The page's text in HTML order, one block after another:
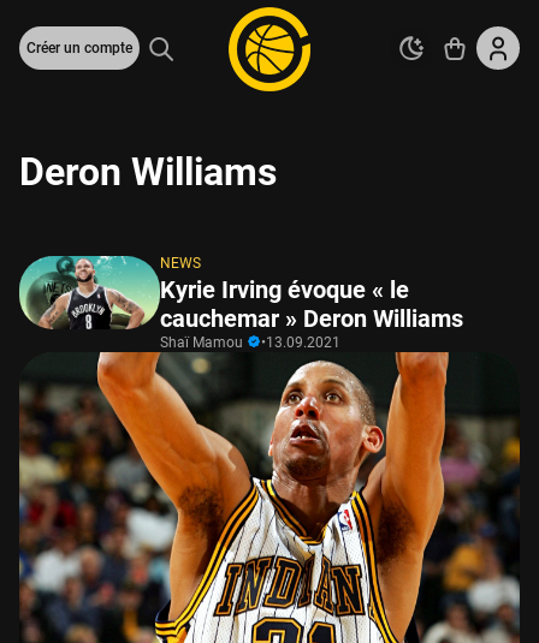
Créer un compte
Deron Williams
NEWS
Kyrie Irving évoque « le
cauchemar » Deron Williams
Shaï Mamou •13.09.2021